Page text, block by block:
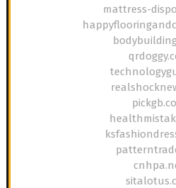
mattress-